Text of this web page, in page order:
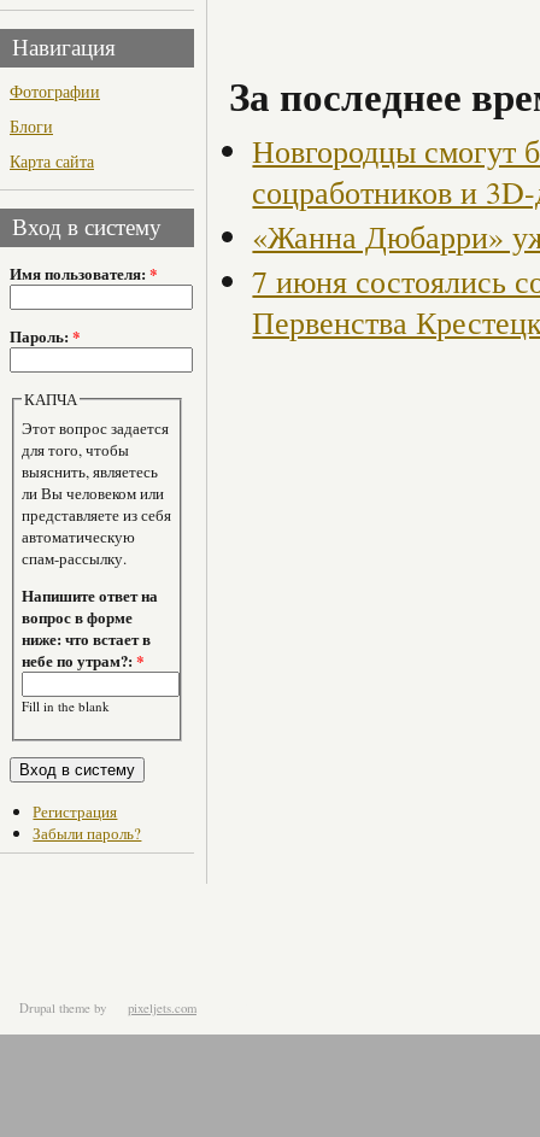
Навигация
Фотографии
Блоги
Карта сайта
Вход в систему
Имя пользователя: *
Пароль: *
КАПЧА
Этот вопрос задается
для того, чтобы
выяснить, являетесь
ли Вы человеком или
представляете из себя
автоматическую
спам-рассылку.
Напишите ответ на
вопрос в форме
ниже: что встает в
небе по утрам?:*
Fill in the blank
Регистрация
Забыли пароль?
За последнее
Новгородцы смогут
соцработников и
«Жанна Дюбарри»
7 июня состоялись
Первенства
Drupal theme by pixeljets.com